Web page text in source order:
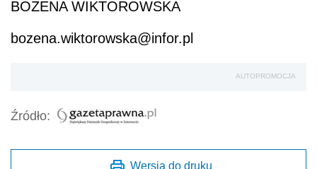
BOŻENA WIKTOROWSKA
bozena.wiktorowska@infor.pl
AUTOPROMOCJA
Źródło:
Wersja do druku